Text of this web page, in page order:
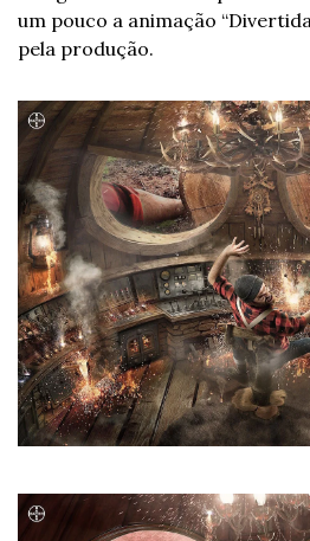
um pouco a animação
pela produção.